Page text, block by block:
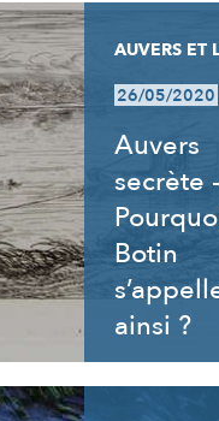
AUVERS ET
26/05/2020
Auvers
secrète -
Botin
ainsi ?